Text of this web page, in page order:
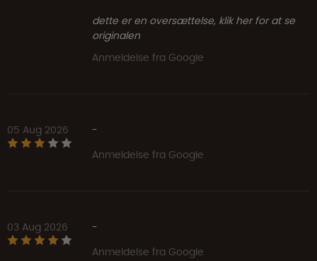
dette er en oversættelse, klik her for at se
originalen
Anmeldelse fra Google
05 Aug 2026
-
Anmeldelse fra Google
03 Aug 2026
-
Anmeldelse fra Google